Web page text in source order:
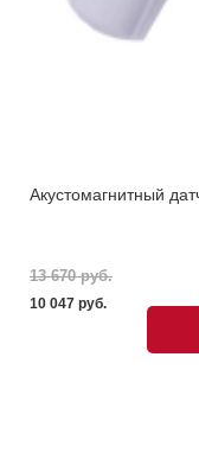
Акустомагнитный
13 670 pуб.
10 047 pуб.